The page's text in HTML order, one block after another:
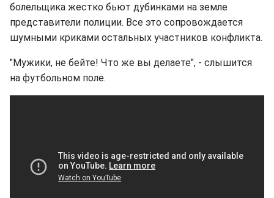
болельщика жестко бьют дубинками на земле
представители полиции. Все это сопровождается
шумными криками остальных участников конфликта.
"Мужики, не бейте! Что же вы делаете", - слышится
на футбольном поле.